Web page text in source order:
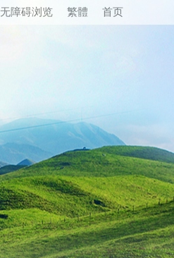
首页
繁體
无障碍浏览